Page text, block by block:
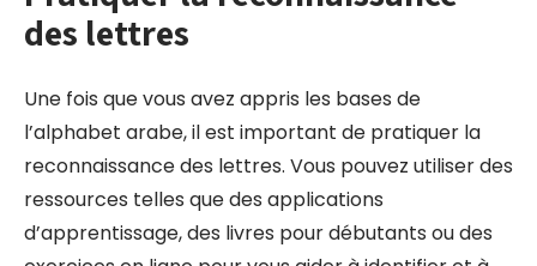
des lettres
Une fois que vous avez appris les bases de
l’alphabet arabe, il est important de pratiquer la
reconnaissance des lettres. Vous pouvez utiliser des
ressources telles que des applications
d’apprentissage, des livres pour débutants ou des